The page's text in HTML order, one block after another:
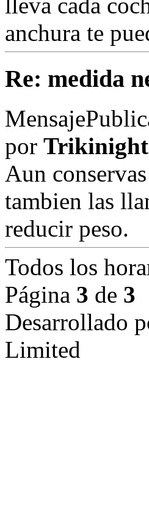
lleva cada
anchura te
Re: medida
Mensaje
por Trikinight
Aun
tambien las
reducir peso.
Todos los
Página 3 de 3
Desarrollado
Limited